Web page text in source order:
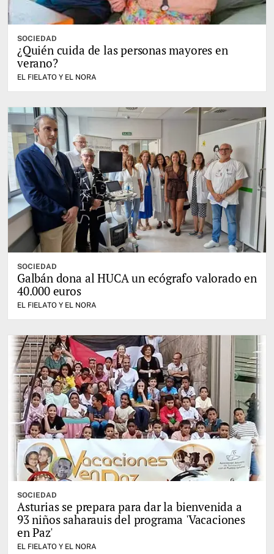
SOCIEDAD
¿Quién cuida de las personas mayores en
verano?
EL FIELATO Y EL NORA
SOCIEDAD
Galbán dona al HUCA un ecógrafo valorado en
40.000 euros
EL FIELATO Y EL NORA
SOCIEDAD
Asturias se prepara para dar la bienvenida a
93 niños saharauis del programa 'Vacaciones
en Paz'
EL FIELATO Y EL NORA